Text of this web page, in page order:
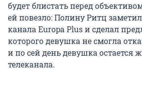
будет блистать перед
ей повезло: Полину Ритц
канала Europa Plus и сделал
которого девушка не смогла
и по сей день девушка
телеканала.